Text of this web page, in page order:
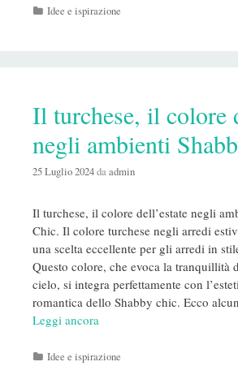
Categorie
Idee e ispirazione
Il turchese, il colore
negli ambienti
25 Luglio 2024daadmin
Il turchese, il colore dell’estate negli
Chic. Il colore turchese negli arredi
una scelta eccellente per gli arredi in
Questo colore, che evoca la tranquillità
cielo, si integra perfettamente con
romantica dello Shabby chic. Ecco
Leggi ancora
Categorie
Idee e ispirazione